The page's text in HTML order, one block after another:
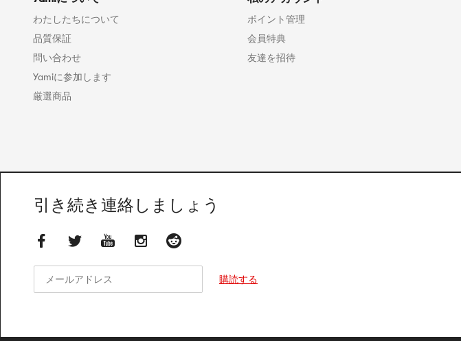
わたしたちについて
品質保証
問い合わせ
Yamiに参加します
厳選商品
ポイント管理
会員特典
友達を招待
引き続き連絡しましょう
メールアドレス
メールアドレス
購読する